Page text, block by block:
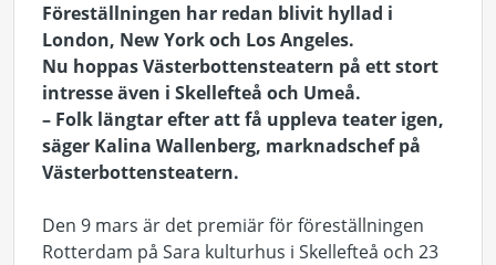
Föreställningen har redan blivit hyllad i
London, New York och Los Angeles.
Nu hoppas Västerbottensteatern på ett stort
intresse även i Skellefteå och Umeå.
– Folk längtar efter att få uppleva teater igen,
säger Kalina Wallenberg, marknadschef på
Västerbottensteatern.
Den 9 mars är det premiär för föreställningen
Rotterdam på Sara kulturhus i Skellefteå och 23